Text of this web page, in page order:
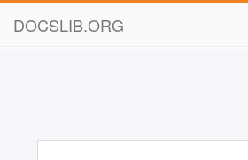
DOCSLIB.ORG